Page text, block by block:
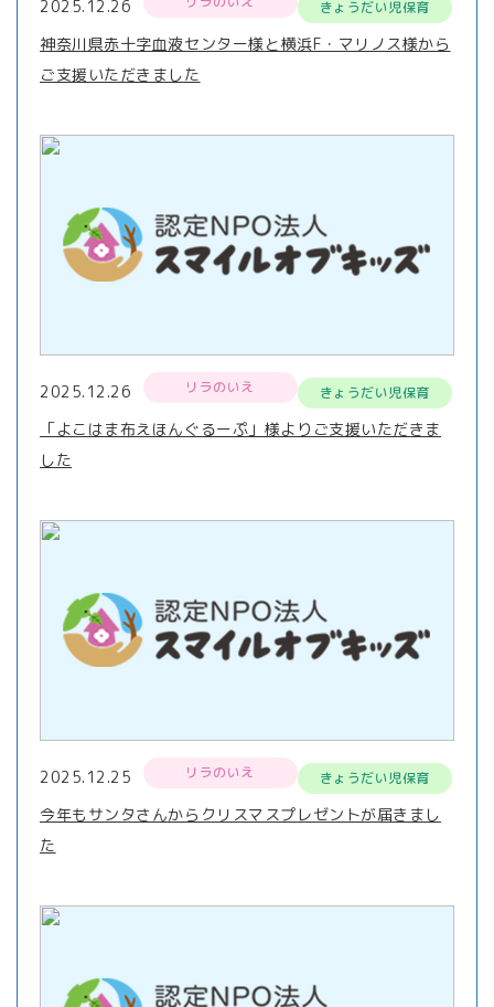
2025.12.26 きょうだい児保育
神奈川県赤十字血液センター様と横浜F・マリノス様から
ご支援いただきました
2025.12.26 リラのいえ きょうだい児保育
「よこはま布えほんぐるーぷ」様よりご支援いただきま
した
2025.12.25 リラのいえ きょうだい児保育
今年もサンタさんからクリスマスプレゼントが届きまし
た